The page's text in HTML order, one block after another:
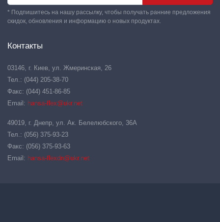
* Подпишитесь на нашу рассылку, чтобы получать ранние предложения
скидок, обновления и информацию о новых продуктах.
Контакты
03146, г. Киев, ул. Жмеринская, 26
Тел.: (044) 205-38-70
Факс: (044) 451-86-85
Email: hansa-flex@ukr.net
49019, г. Днепр, ул. Ак. Белелюбского, 36А
Тел.: (056) 375-93-23
Факс: (056) 375-93-63
Email: hansa-flexdn@ukr.net